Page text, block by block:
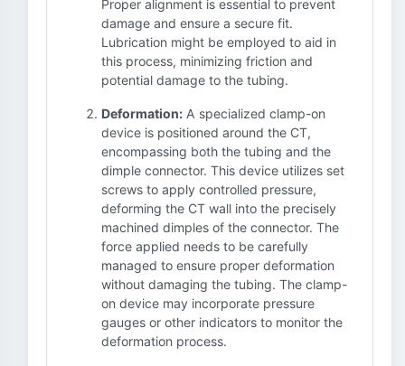
Proper alignment is essential to prevent
damage and ensure a secure fit.
Lubrication might be employed to aid in
this process, minimizing friction and
potential damage to the tubing.
Deformation: A specialized clamp-on
device is positioned around the CT,
encompassing both the tubing and the
dimple connector. This device utilizes set
screws to apply controlled pressure,
deforming the CT wall into the precisely
machined dimples of the connector. The
force applied needs to be carefully
managed to ensure proper deformation
without damaging the tubing. The clamp-
on device may incorporate pressure
gauges or other indicators to monitor the
deformation process.